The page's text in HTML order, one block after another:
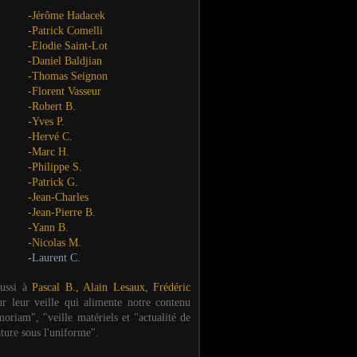
-Jérôme Hadacek
-Patrick Comelli
-Elodie Saint-Lot
-Daniel Baldjian
-Thomas Seignon
-Florent Vasseur
-Robert B.
-Yves P.
-Hervé C.
-Marc H.
-Philippe S.
-Patrick G.
-Jean-Charles
-Jean-Pierre B.
-Yann B.
-Nicolas M.
-Laurent C.
àPascal B., Alain Lesaux, Frédéric
leur veille qui alimente notre contenu
"veille matériels et "actualité de
sous l'uniforme".